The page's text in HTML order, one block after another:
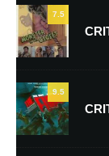
Je pense que ce
Laisser
7.5
9.5